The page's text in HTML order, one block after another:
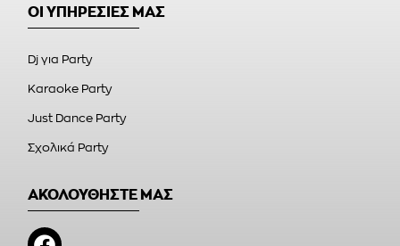
ΟΙ ΥΠΗΡΕΣΙΕΣ ΜΑΣ
Dj για Party
Karaoke Party
Just Dance Party
Σχολικά Party
ΑΚΟΛΟΥΘΗΣΤΕ ΜΑΣ